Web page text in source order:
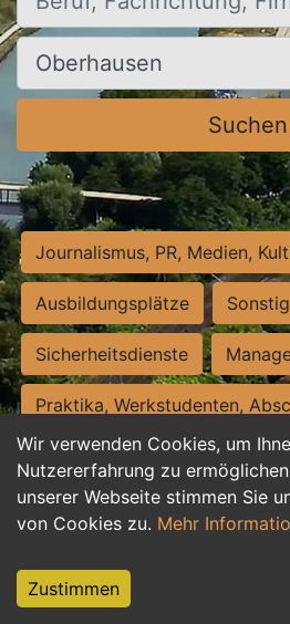
Wir verwenden Cookies, um
Nutzererfahrung zu
unserer Webseite stimmen Sie
von Cookies zu. Mehr
Zustimmen
Ort, Stadt
Suchen
Journalismus, PR, Medien,
Ausbildungsplätze
Sicherheitsdienste
Praktika, Werkstudenten,
Personalwesen Assistenz,
Hilfskräfte, Aushilfs- und
Weiterbildung, Studium, duale